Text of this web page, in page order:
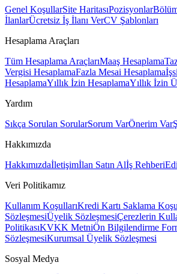
Genel KoşullarSite HaritasıPozisyonlar
İlanlarÜcretsiz İş İlanı VerCV Şablonları
Hesaplama Araçları
Tüm Hesaplama AraçlarıMaaş Hesaplama
Vergisi HesaplamaFazla Mesai Hesaplama
HesaplamaYıllık İzin HesaplamaYıllık İzin
Yardım
Sıkça Sorulan SorularSorum VarÖnerim Var
Hakkımızda
Hakkımızdaİletişimİlan Satın Alİş Rehberi
Veri Politikamız
Kullanım KoşullarıKredi Kartı Saklama
SözleşmesiÜyelik SözleşmesiÇerezlerin
PolitikasıKVKK MetniÖn Bilgilendirme
SözleşmesiKurumsal Üyelik Sözleşmesi
Sosyal Medya